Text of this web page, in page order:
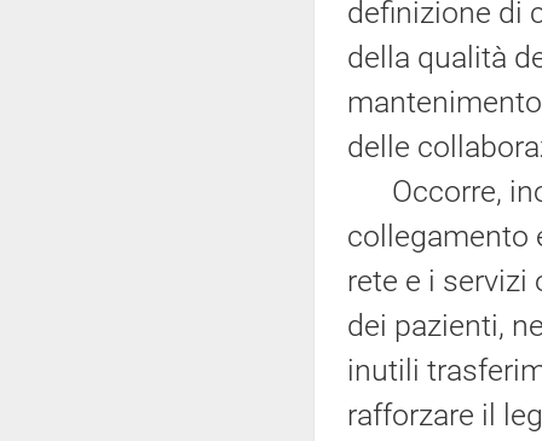
definizione di
della qualità
delle
Occorre,
collegamento
rete e i
dei pazienti,
inutili
rafforzare il